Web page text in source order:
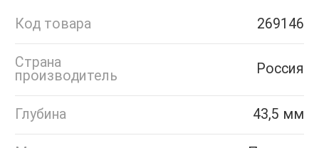
Код товара 269146
Страна
производитель
Россия
Глубина 43,5 мм